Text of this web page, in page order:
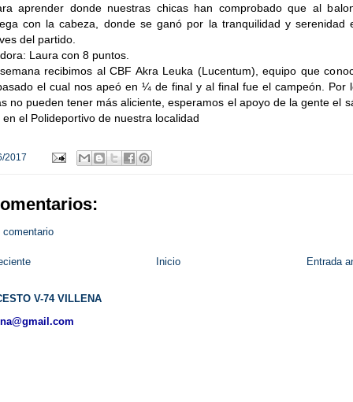
aprender donde nuestras chicas han comprobado que al
con la cabeza, donde se ganó por la tranquilidad y serenidad
del partido.
Laura con 8 puntos.
recibimos al CBF Akra Leuka (Lucentum), equipo que
el cual nos apeó en ¼ de final y al final fue el campeón. Por
no pueden tener más aliciente, esperamos el apoyo de la gente el
el Polideportivo de nuestra localidad
2017
comentario
Entrada
Inicio
V-74 VILLENA